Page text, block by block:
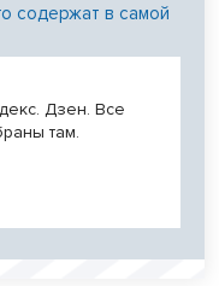
содержат в самой
Дзен. Все
там.